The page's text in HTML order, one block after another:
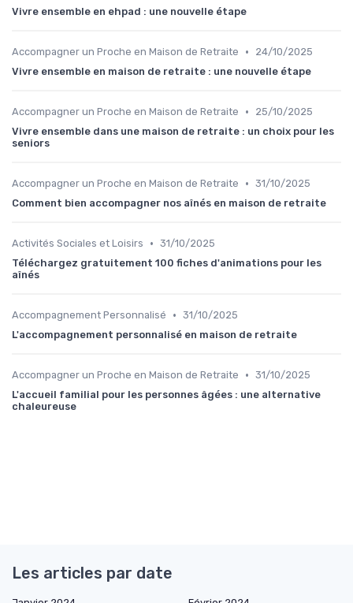
Vivre ensemble en ehpad : une nouvelle étape
Accompagner un Proche en Maison de Retraite •
24/10/2025
Vivre ensemble en maison de retraite : une nouvelle étape
Accompagner un Proche en Maison de Retraite •
25/10/2025
Vivre ensemble dans une maison de retraite : un choix pour les
seniors
Accompagner un Proche en Maison de Retraite • 31/10/2025
Comment bien accompagner nos aînés en maison de retraite
Activités Sociales et Loisirs • 31/10/2025
Téléchargez gratuitement 100 fiches d'animations pour les
aînés
Accompagnement Personnalisé • 31/10/2025
L'accompagnement personnalisé en maison de retraite
Accompagner un Proche en Maison de Retraite • 31/10/2025
L'accueil familial pour les personnes âgées : une alternative
chaleureuse
Les articles par date